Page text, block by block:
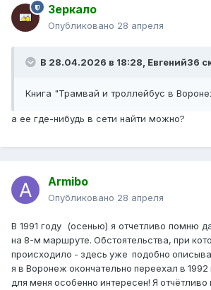
Зеркало
Опубликовано 28 апреля
В 28.04.2026 в 18:28, Евгений36
Книга "Трамвай и троллейбус в
а ее где-нибудь в сети найти можно?
Armibo
Опубликовано 28 апреля
В 1991 году (осенью) я отчетливо помню
на 8-м маршруте. Обстоятельства, при
происходило - здесь уже подобно
я в Воронеж окончательно переехал в
для меня особенно интересен! Я